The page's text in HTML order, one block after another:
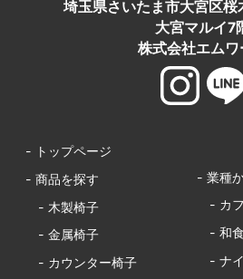
埼玉県さいたま市大宮区
大宮マルイ7
株式会社エムワ
- トップページ
- 商品を探す
- 木製椅子
- 金属椅子
- カウンター椅子
- 業種
- カフ
- 和
- ナイ